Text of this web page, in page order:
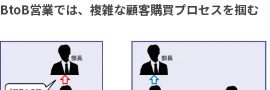
BtoB営業では、複雑な顧客購買プロセスを掴む